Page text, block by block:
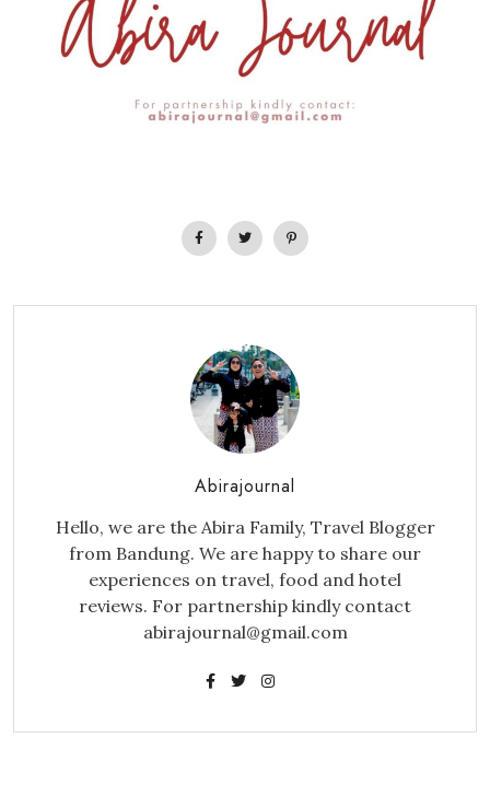
Abirajournal
Hello, we are the Abira Family, Travel Blogger
from Bandung. We are happy to share our
experiences on travel, food and hotel
reviews. For partnership kindly contact
abirajournal@gmail.com